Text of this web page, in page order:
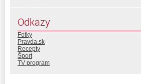
Odkazy
Fotky
Pravda.sk
Recepty
Šport
TV program